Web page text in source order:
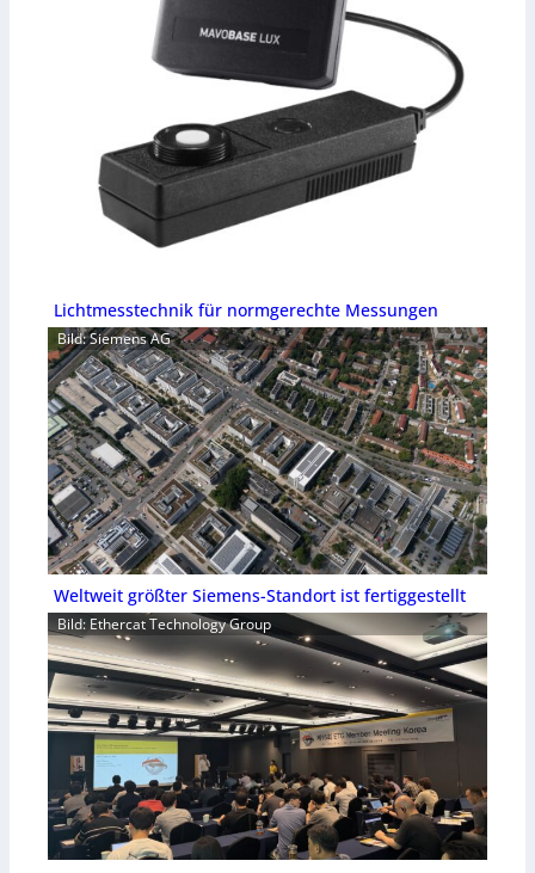
Lichtmesstechnik für normgerechte Messungen
Bild: Siemens AG
Weltweit größter Siemens-Standort ist fertiggestellt
Bild: Ethercat Technology Group